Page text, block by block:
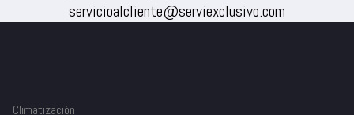
servicioalcliente@serviexclusivo.com
Climatización